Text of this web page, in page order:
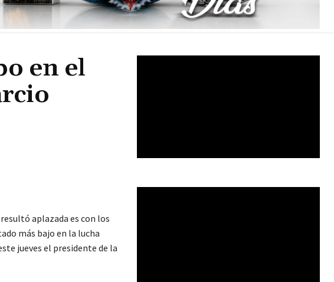
en el
aplazada es con los
más bajo en la lucha
jueves el presidente de la